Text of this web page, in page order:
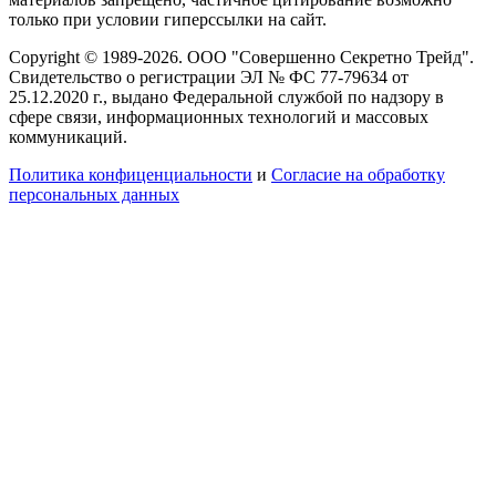
только при условии гиперссылки на сайт.
Copyright © 1989-2026. ООО "Совершенно Секретно Трейд".
Свидетельство о регистрации ЭЛ № ФС 77-79634 от
25.12.2020 г., выдано Федеральной службой по надзору в
сфере связи, информационных технологий и массовых
коммуникаций.
Политика конфиценциальности и Согласие на обработку
персональных данных